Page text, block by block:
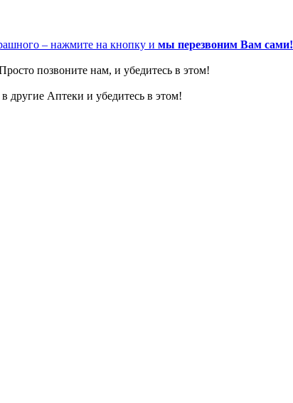
– нажмите на кнопку и мы перезвоним Вам сами!
позвоните нам, и убедитесь в этом!
другие Аптеки и убедитесь в этом!